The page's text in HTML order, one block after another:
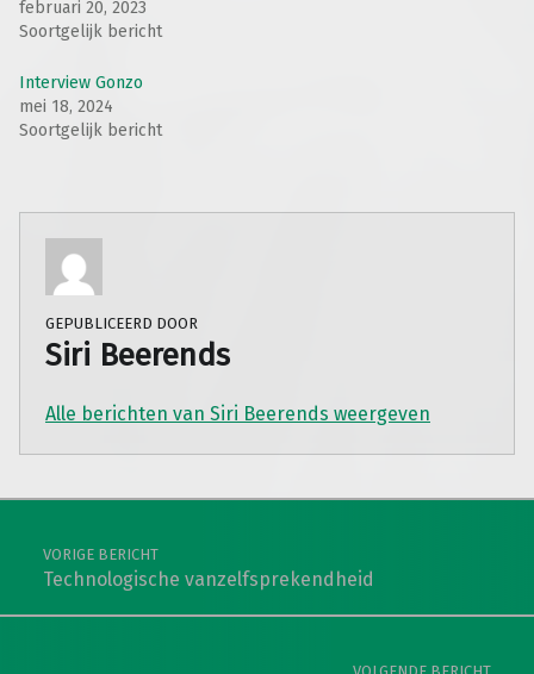
februari 20, 2023
Soortgelijk bericht
Interview Gonzo
mei 18, 2024
Soortgelijk bericht
GEPUBLICEERD DOOR
Siri Beerends
Alle berichten van Siri Beerends weergeven
Teruggaan naar de hoofdnavigatie
Berichtnavigatie
VORIGE BERICHT
Technologische vanzelfsprekendheid